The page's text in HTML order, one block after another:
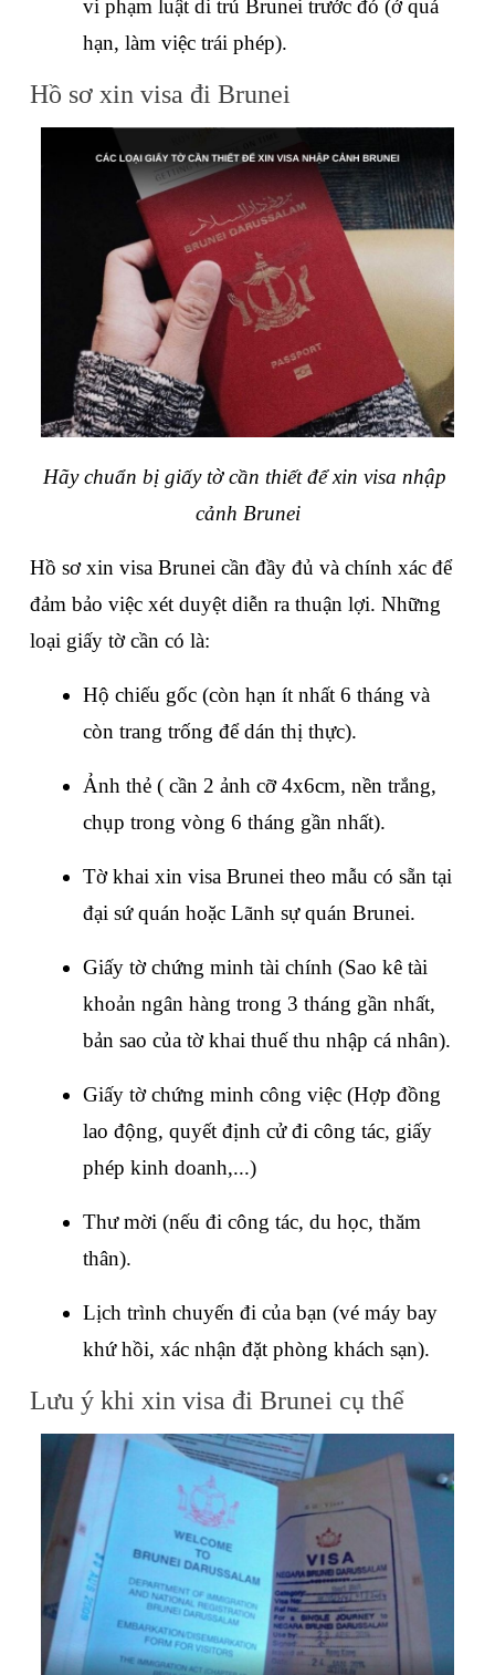
vi phạm luật di trú Brunei trước đó (ở quá
hạn, làm việc trái phép).
Hồ sơ xin visa đi Brunei
Hãy chuẩn bị giấy tờ cần thiết để xin visa nhập
cảnh Brunei
Hồ sơ xin visa Brunei cần đầy đủ và chính xác để
đảm bảo việc xét duyệt diễn ra thuận lợi. Những
loại giấy tờ cần có là:
Hộ chiếu gốc (còn hạn ít nhất 6 tháng và
còn trang trống để dán thị thực).
Ảnh thẻ ( cần 2 ảnh cỡ 4x6cm, nền trắng,
chụp trong vòng 6 tháng gần nhất).
Tờ khai xin visa Brunei theo mẫu có sẵn tại
đại sứ quán hoặc Lãnh sự quán Brunei.
Giấy tờ chứng minh tài chính (Sao kê tài
khoản ngân hàng trong 3 tháng gần nhất,
bản sao của tờ khai thuế thu nhập cá nhân).
Giấy tờ chứng minh công việc (Hợp đồng
lao động, quyết định cử đi công tác, giấy
phép kinh doanh,...)
Thư mời (nếu đi công tác, du học, thăm
thân).
Lịch trình chuyến đi của bạn (vé máy bay
khứ hồi, xác nhận đặt phòng khách sạn).
Lưu ý khi xin visa đi Brunei cụ thể